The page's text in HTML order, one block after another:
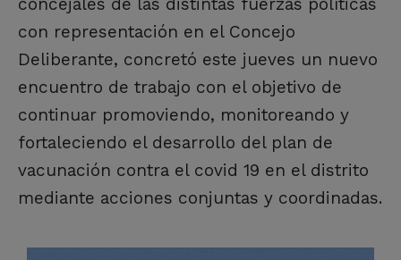
con representación en el Concejo
Deliberante, concretó este jueves un nuevo
encuentro de trabajo con el objetivo de
continuar promoviendo, monitoreando y
fortaleciendo el desarrollo del plan de
vacunación contra el covid 19 en el distrito
mediante acciones conjuntas y coordinadas.